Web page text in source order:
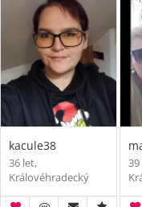
kacule38
36 let,
Královéhradecký